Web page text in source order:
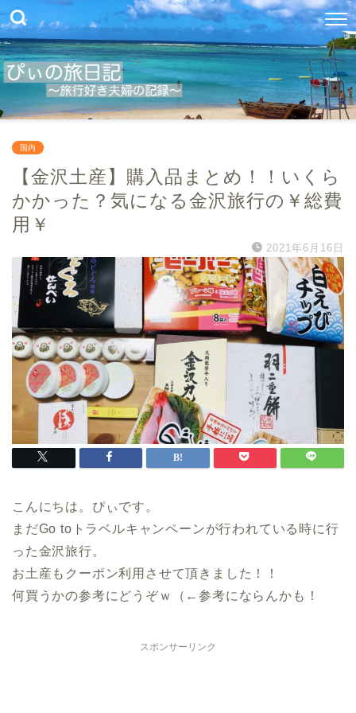
国内
【金沢土産】購入品まとめ！！いくら
かかった？気になる金沢旅行の￥総費
用￥
2021年6月16日
こんにちは。ぴぃです。
まだGo toトラベルキャンペーンが行われている時に行
った金沢旅行。
お土産もクーポン利用させて頂きました！！
何買うかの参考にどうぞｗ（←参考にならんかも！
スポンサーリンク